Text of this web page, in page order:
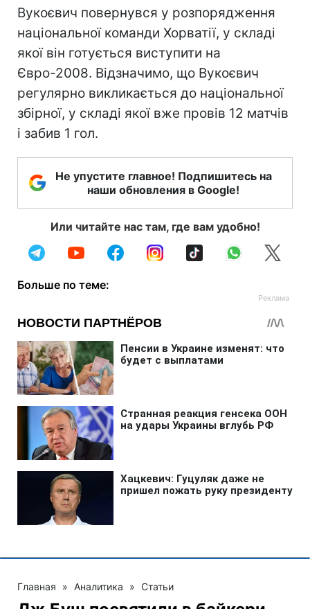
Вукоєвич повернувся у розпорядження
національної команди Хорватії, у складі
якої він готується виступити на
Євро-2008. Відзначимо, що Вукоєвич
регулярно викликається до національної
збірної, у складі якої вже провів 12 матчів
і забив 1 гол.
Не упустите главное! Подпишитесь на
наши обновления в Google!
Или читайте нас там, где вам удобно!
Больше по теме:
Главная » Аналитика » Статьи